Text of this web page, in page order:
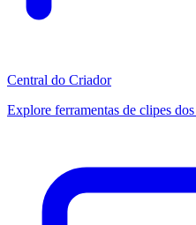
Central do Criador
Explore ferramentas de clipes